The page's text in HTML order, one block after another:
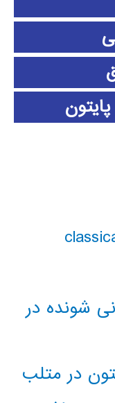
شونده در
در متلب